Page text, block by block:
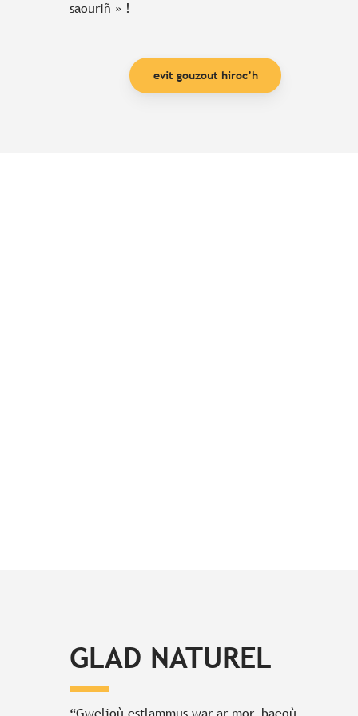
saouriñ » !
evit gouzout hiroc’h
GLAD NATUREL
“Gwelioù estlammus war ar mor, baeoù